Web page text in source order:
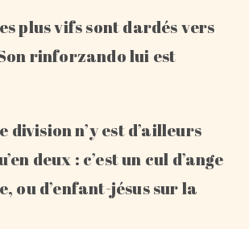
plus vifs sont dardés vers
rinforzando lui est
n’y est d’ailleurs
deux : c’est un cul d’ange
ou d’enfant-jésus sur la